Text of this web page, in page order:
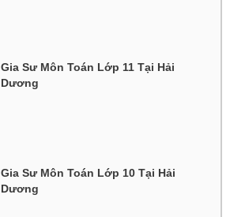
Gia Sư Môn Toán Lớp 11 Tại Hải
Dương
Gia Sư Môn Toán Lớp 10 Tại Hải
Dương